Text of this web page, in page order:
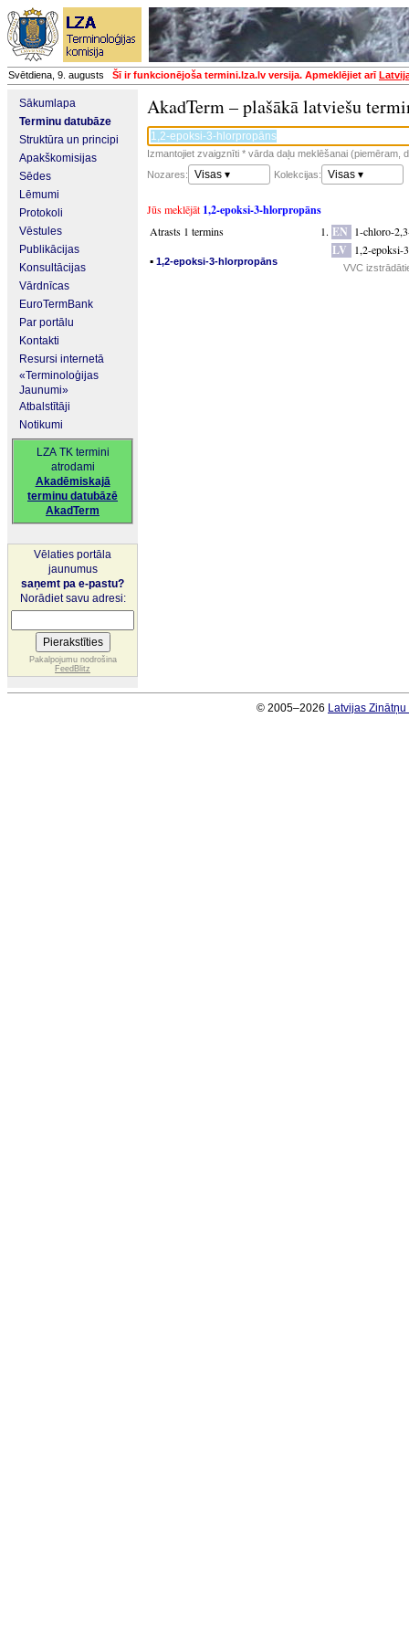
Svētdiena, 9. augusts Šī ir funkcionējoša termini.lza.lv versija. Apmeklējiet arī
Sākumlapa
Terminu datubāze
Struktūra un principi
Apakškomisijas
Sēdes
Lēmumi
Protokoli
Vēstules
Publikācijas
Konsultācijas
Vārdnīcas
EuroTermBank
Par portālu
Kontakti
Resursi internetā
«Terminoloģijas
Jaunumi»
Atbalstītāji
Notikumi
LZA TK termini
atrodami
Akadēmiskajā
terminu datubāzē
AkadTerm
Vēlaties portāla
jaunumus
saņemt pa e-pastu?
Norādiet savu adresi:
Pakalpojumu nodrošina
FeedBlitz
AkadTerm – plašākā latviešu
Izmantojiet zvaigznīti * vārda daļu meklēšanai (piemēram,
Nozares:
Visas ▾ Kolekcijas: Visas ▾
Jūs meklējāt 1,2-epoksi-3-hlorpropāns
Atrasts 1 termins
▪ 1,2-epoksi-3-hlorpropāns
EN 1-chloro-
LV 1,2-epoksi-
VVC
© 2005–2026 Latvijas